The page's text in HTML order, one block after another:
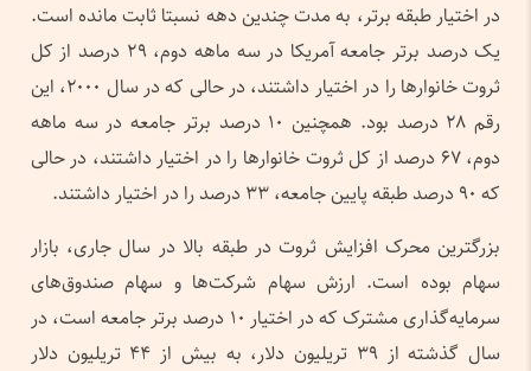
در اختیار طبقه برتر، به مدت چندین دهه‌ نسبتا ثابت مانده است.
یک درصد برتر جامعه آمریکا در سه‌ ماهه دوم، ۲۹ درصد از کل
ثروت خانوارها را در اختیار داشتند، در حالی که در سال ۲۰۰۰، این
رقم ۲۸ درصد بود. همچنین ۱۰ درصد برتر جامعه در سه‌ ماهه
دوم، ۶۷ درصد از کل ثروت خانوارها را در اختیار داشتند، در حالی
که ۹۰ درصد طبقه پایین جامعه، ۳۳ درصد را در اختیار داشتند.
بزرگترین محرک افزایش ثروت در طبقه بالا در سال جاری، بازار
سهام بوده است. ارزش سهام شرکت‌ها و سهام صندوق‌های
سرمایه‌گذاری مشترک که در اختیار ۱۰ درصد برتر جامعه است، در
سال گذشته از ۳۹ تریلیون دلار، به بیش از ۴۴ تریلیون دلار